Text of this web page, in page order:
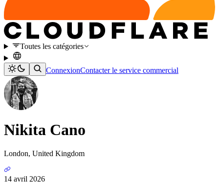
Toutes les catégories
ConnexionContacter le service commercial
Nikita Cano
London, United Kingdom
14 avril 2026